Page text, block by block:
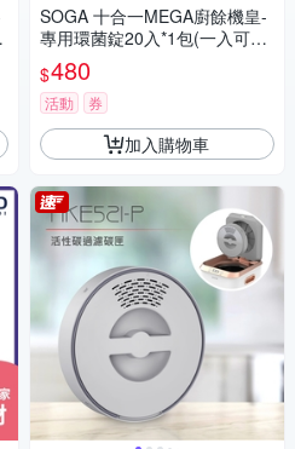
SOGA 十合一MEGA廚餘機皇-
專用環菌錠20入*1包(一入可生
成5.2L肥料)
$480
活動 券
加入購物車